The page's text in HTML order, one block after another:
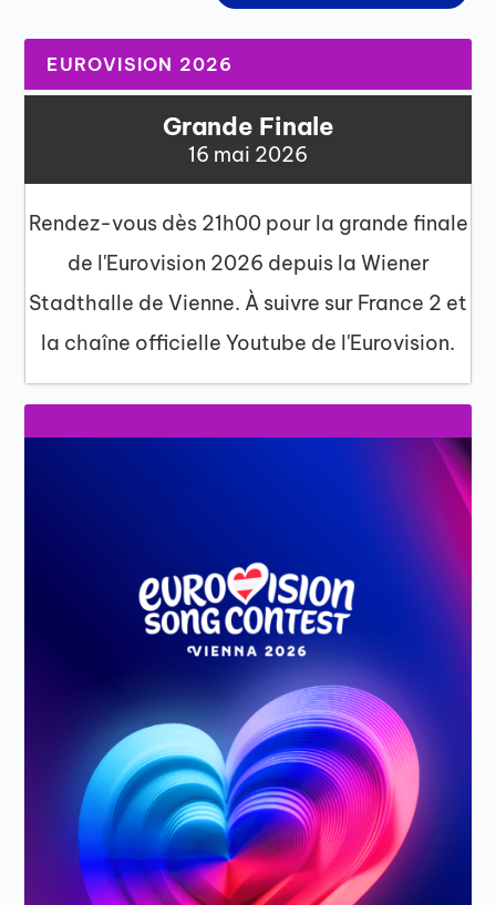
EUROVISION 2026
Grande Finale
16 mai 2026
Rendez-vous dès 21h00 pour la grande finale
de l'Eurovision 2026 depuis la Wiener
Stadthalle de Vienne. À suivre sur France 2 et
la chaîne officielle Youtube de l'Eurovision.